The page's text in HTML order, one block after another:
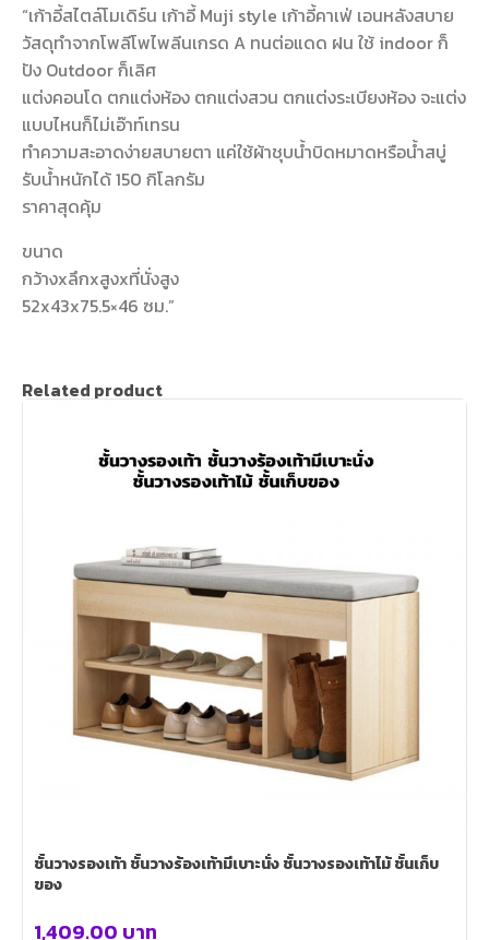
“เก้าอี้สไตล์โมเดิร์น เก้าอี้ Muji style เก้าอี้คาเฟ่ เอนหลังสบาย
วัสดุทำจากโพลีโพไพลีนเกรด A ทนต่อแดด ฝน ใช้ indoor ก็
ปัง Outdoor ก็เลิศ
แต่งคอนโด ตกแต่งห้อง ตกแต่งสวน ตกแต่งระเบียงห้อง จะแต่ง
แบบไหนก็ไม่เอ๊าท์เทรน
ทำความสะอาดง่ายสบายตา แค่ใช้ผ้าชุบน้ำบิดหมาดหรือน้ำสบู่
รับน้ำหนักได้ 150 กิโลกรัม
ราคาสุดคุ้ม
ขนาด
กว้างxลึกxสูงxที่นั่งสูง
52x43x75.5×46 ซม.”
Related product
ชั้นวางรองเท้า ชั้นวางร้องเท้ามีเบาะนั่ง ชั้นวางรองเท้าไม้ ชั้นเก็บ
ของ
1,409.00 บาท